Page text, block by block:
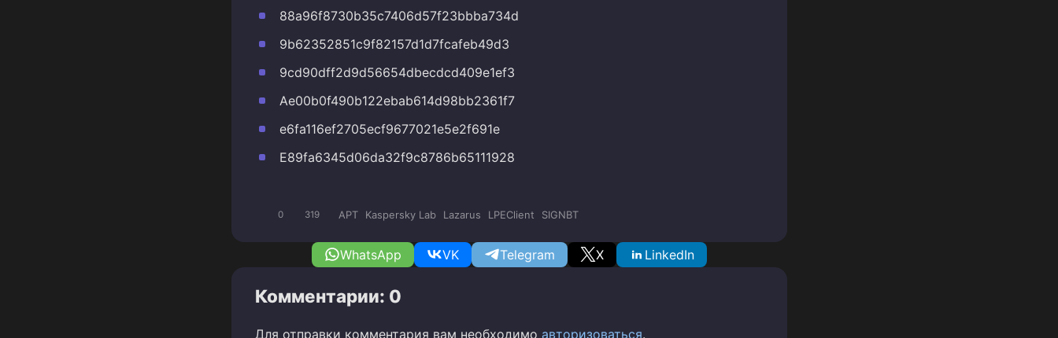
88a96f8730b35c7406d57f23bbba734d
9b62352851c9f82157d1d7fcafeb49d3
9cd90dff2d9d56654dbecdcd409e1ef3
Ae00b0f490b122ebab614d98bb2361f7
e6fa116ef2705ecf9677021e5e2f691e
E89fa6345d06da32f9c8786b65111928
0 319 APT Kaspersky Lab Lazarus LPEClient SIGNBT
WhatsApp VK Telegram X LinkedIn
Комментарии: 0
Для отправки комментария вам необходимо авторизоваться.